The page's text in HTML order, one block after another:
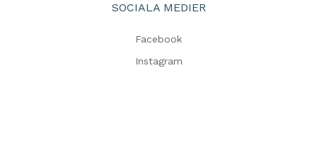
SOCIALA MEDIER
Facebook
Instagram